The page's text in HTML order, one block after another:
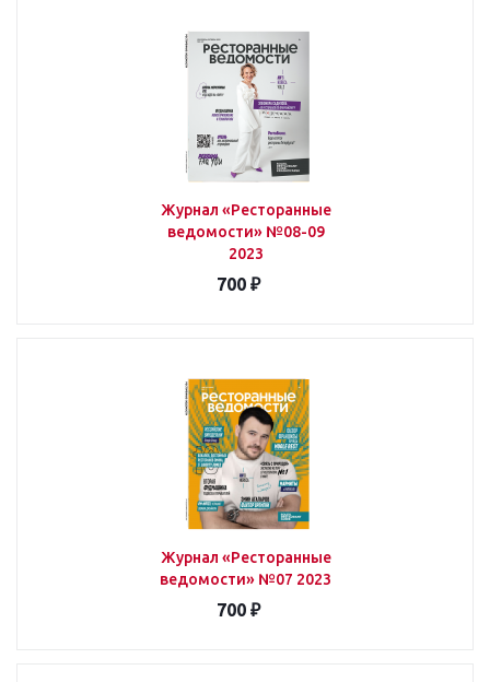
Журнал «Ресторанные
ведомости» №08-09
2023
700 ₽
Журнал «Ресторанные
ведомости» №07 2023
700 ₽